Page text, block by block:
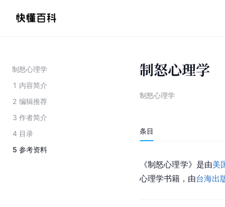
制怒心理学
1 内容简介
2 编辑推荐
3 作者简介
4 目录
5 参考资料
制怒心理学
制怒心理学
条目
《制怒心理学》是由美
心理学书籍，由台海出